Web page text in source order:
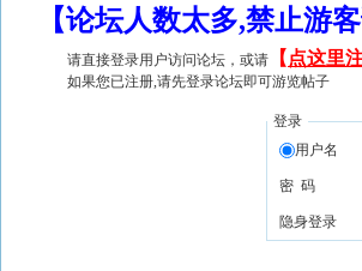
【论坛人数太多,禁止游
请直接登录用户访问论坛，或请 【 点这里
如果您已注册,请先登录论坛即可游览帖子
登录
用户名
密 码
隐身登录